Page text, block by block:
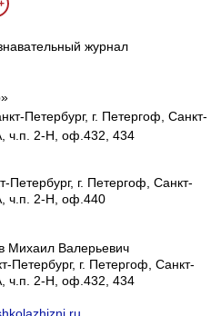
журнал
Петербург, г. Петергоф, Санкт-
ч.п. 2-Н, оф.432, 434
Петербург, г. Петергоф, Санкт-
ч.п. 2-Н, оф.440
Михаил Валерьевич
Петербург, г. Петергоф Санкт-
ч.п. 2-Н, оф.432, 434